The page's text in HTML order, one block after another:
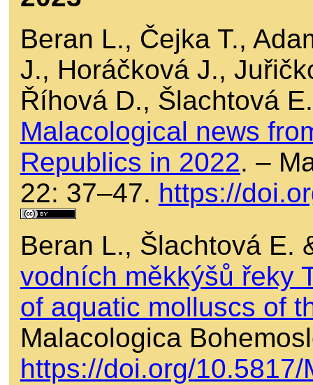
Beran L., Čejka T.,
J., Horáčková J.,
Říhová D., Šlachtová
Malacological news
Republics in 2022. –
22: 37–47. https://
Beran L., Šlachtová E.
vodních měkkýšů řeky
of aquatic molluscs of
Malacologica
https://doi.org/